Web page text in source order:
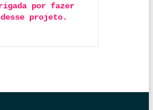
por fazer
projeto.